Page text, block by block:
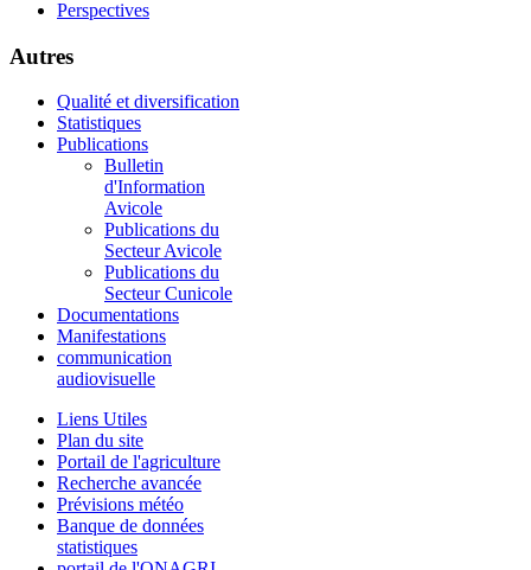
Perspectives
Autres
Qualité et diversification
Statistiques
Publications
Bulletin
d'Information
Avicole
Publications du
Secteur Avicole
Publications du
Secteur Cunicole
Documentations
Manifestations
communication
audiovisuelle
Liens Utiles
Plan du site
Portail de l'agriculture
Recherche avancée
Prévisions météo
Banque de données
statistiques